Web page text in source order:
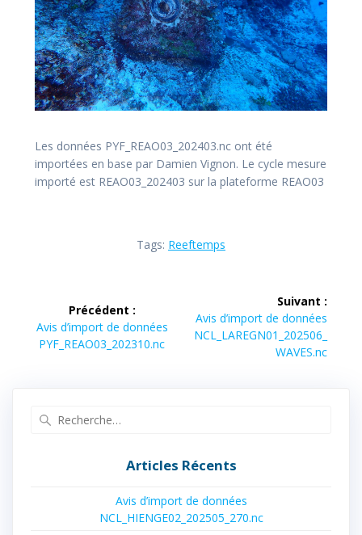
Les données PYF_REAO03_202403.nc ont été
importées en base par Damien Vignon. Le cycle mesure
importé est REAO03_202403 sur la plateforme REAO03
Tags: Reeftemps
de
l’article
Précédent :
Article
précédent :
Avis d’import de données
PYF_REAO03_202310.nc
Suivant :
Article
suivant :
Avis d’import de données
NCL_LAREGN01_202506_
WAVES.nc
Articles Récents
Avis d’import de données
NCL_HIENGE02_202505_270.nc